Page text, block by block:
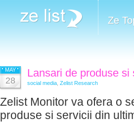
Ze
MAY
28
Lansari de produse
social media Zelist Research
Zelist Monitor va ofera o
produse si servicii din